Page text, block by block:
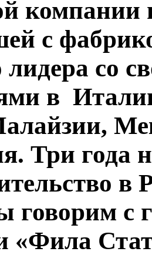
компании
с
лидера со
в
Три года
в
говорим с
«Фила